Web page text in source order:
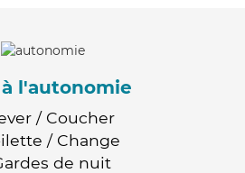
l'autonomie
/ Coucher
/ Change
de nuit